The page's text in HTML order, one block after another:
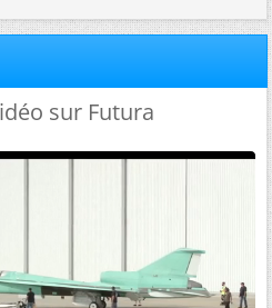
sur Futura